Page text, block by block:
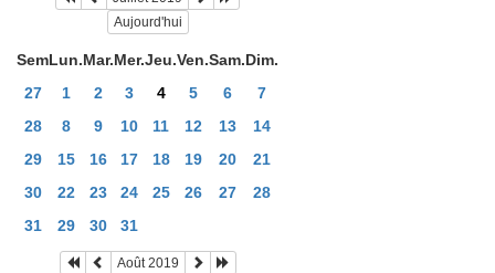
Aujourd'hui
SemLun.Mar.Mer.Jeu.Ven.Sam.Dim.
27
1 2 3 4 5 6
7
28
8 9 10 11 12 13
14
29
15 16 17 18 19 20
21
30
22 23 24 25 26 27
28
31
29 30 31
Août 2019